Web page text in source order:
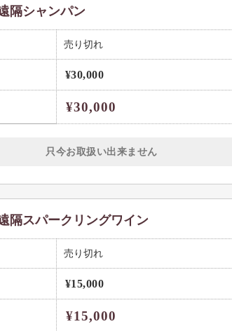
隔シャンパン
売り切れ
¥30,000
¥30,000
只今お取扱い出来ません
隔スパークリングワイン
売り切れ
¥15,000
¥15,000